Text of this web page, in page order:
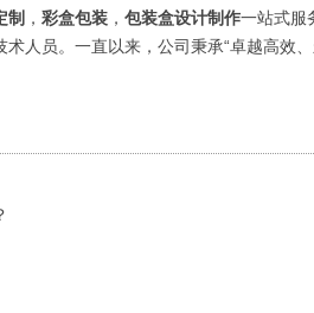
制 ， 彩盒包装 ， 包装盒设计制作一站式服
人员。一直以来，公司秉承“卓越高效